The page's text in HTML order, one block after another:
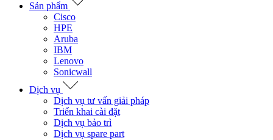
Sản phẩm
Cisco
HPE
Aruba
IBM
Lenovo
Sonicwall
Dịch vụ
Dịch vụ tư vấn giải pháp
Triển khai cài đặt
Dịch vụ bảo trì
Dịch vụ spare part